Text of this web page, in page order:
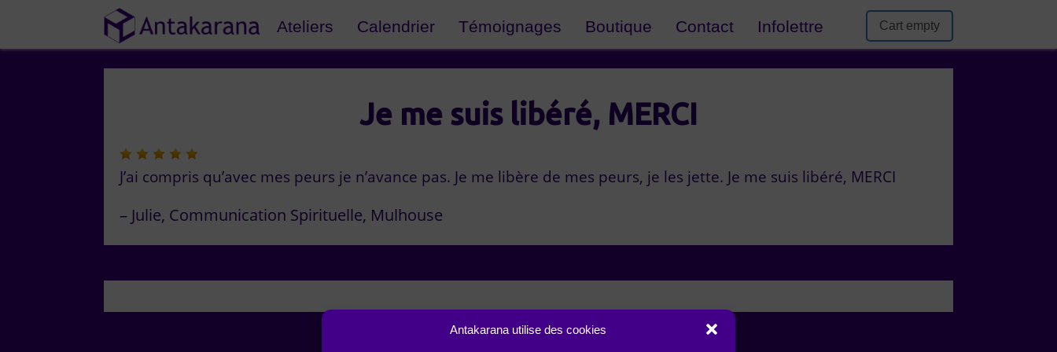
Antakarana utilise des cookies
Ateliers Calendrier Témoignages Boutique Contact Infolettre Cart empty
Je me suis libéré, MERCI
J’ai compris qu’avec mes peurs je n’avance pas. Je me libère de mes peurs, je les jette. Je me suis libéré, MERCI
Julie Communication Spirituelle Mulhouse